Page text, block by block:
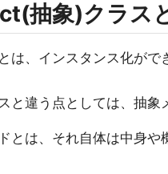
抽象)クラス
は、インスタンス化が
と違う点としては、抽象
とは、それ自体は中身や